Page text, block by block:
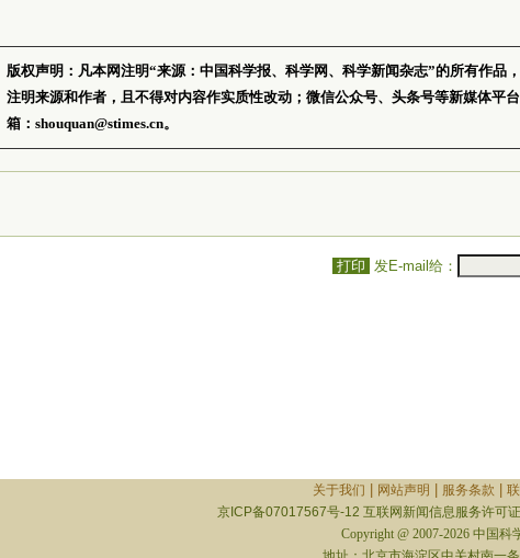
版权声明：凡本网注明“来源：中国科学报、科学网、科学新闻杂志”的所有作品
注明来源和作者，且不得对内容作实质性改动；微信公众号、头条号等新媒体平
箱：shouquan@stimes.cn。
打印 发E-mail给：
关于我们 网站声明 服务条款
京ICP备07017567号-12 互联网新闻信息服务许可
Copyright @ 2007-2026 中国科